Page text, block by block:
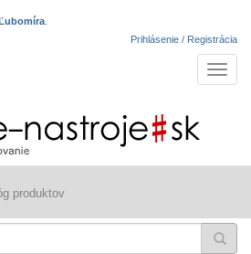
Prihlásenie / Registrácia
produktov